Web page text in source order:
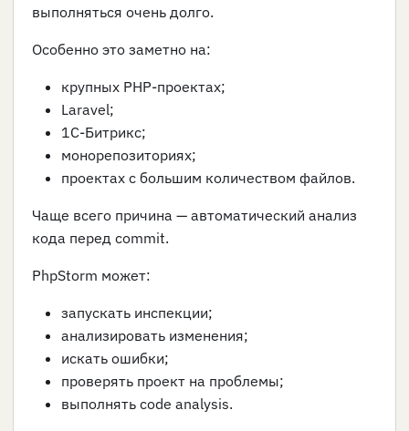
выполняться очень долго.
Особенно это заметно на:
крупных PHP-проектах;
Laravel;
1С-Битрикс;
монорепозиториях;
проектах с большим количеством файлов.
Чаще всего причина — автоматический анализ
кода перед commit.
PhpStorm может:
запускать инспекции;
анализировать изменения;
искать ошибки;
проверять проект на проблемы;
выполнять code analysis.